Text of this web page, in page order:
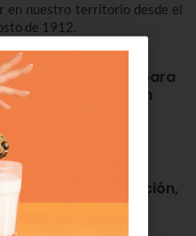
en nuestro territorio desde el
de 1912.
realiza cerca de un
de intervenciones para
la conectividad en
en Euskaltel: activación,
por zonas…